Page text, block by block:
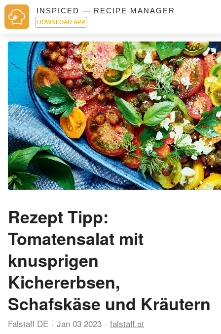
INSPICED — RECIPE MANAGER
DOWNLOAD APP
Rezept Tipp:
Tomatensalat mit
knusprigen
Kichererbsen,
Schafskäse und Kräutern
Falstaff DE Jan 03 2023 falstaff.at